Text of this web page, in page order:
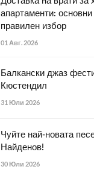
апартаменти:
правилен избор
01 Авг. 2026
Балкански джаз
Кюстендил
31 Юли 2026
Чуйте най-новата
Найденов!
30 Юли 2026